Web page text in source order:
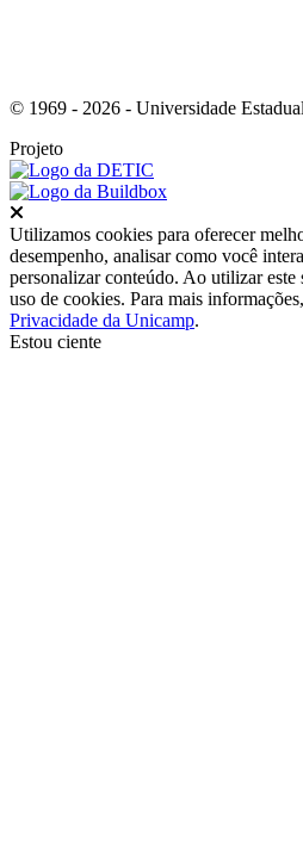
© 1969 - 2026 - Universidade
Projeto
Utilizamos cookies para oferecer
desempenho, analisar como você
personalizar conteúdo. Ao utilizar
uso de cookies. Para mais
Privacidade da Unicamp.
Estou ciente